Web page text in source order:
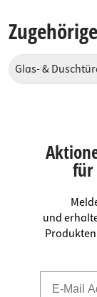
Glas- &
für
und